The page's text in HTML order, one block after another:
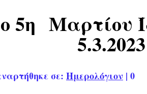
5η Μαρτίου
5.3.2023
σε: Ημερολόγιον | 0